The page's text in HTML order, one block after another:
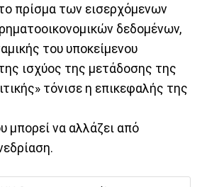
πρίσμα των εισερχόμενων
δεδομένων,
του υποκείμενου
ισχύος της μετάδοσης της
τόνισε η επικεφαλής της
μπορεί να αλλάζει από